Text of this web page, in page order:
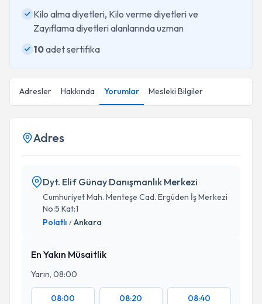
Kilo alma diyetleri, Kilo verme diyetleri ve
Zayıflama diyetleri alanlarında uzman
10adet sertifika
Adresler Hakkında Yorumlar Mesleki Bilgiler
Adres
Dyt. Elif Günay Danışmanlık Merkezi
Cumhuriyet Mah. Menteşe Cad. Ergüden İş Merkezi
No:5 Kat:1
Polatlı / Ankara
En Yakın Müsaitlik
Yarın, 08:00
08:00 08:20 08:40